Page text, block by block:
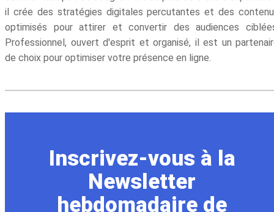
il crée des stratégies digitales percutantes et des
optimisés pour attirer et convertir des audiences
Professionnel, ouvert d'esprit et organisé, il est un
de choix pour optimiser votre présence en ligne.
Inscrivez-vous à la
Newsletter
hebdomadaire de